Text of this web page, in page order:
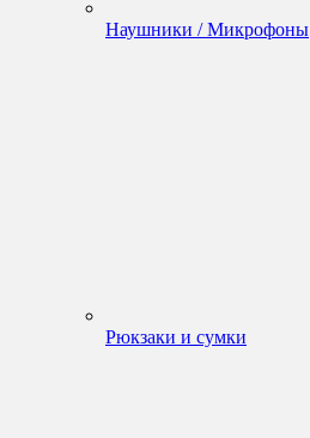
Наушники / Микрофоны
Рюкзаки и сумки